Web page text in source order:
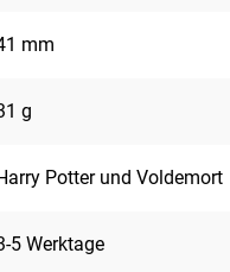
mm
g
Potter und Voldemort
5 Werktage